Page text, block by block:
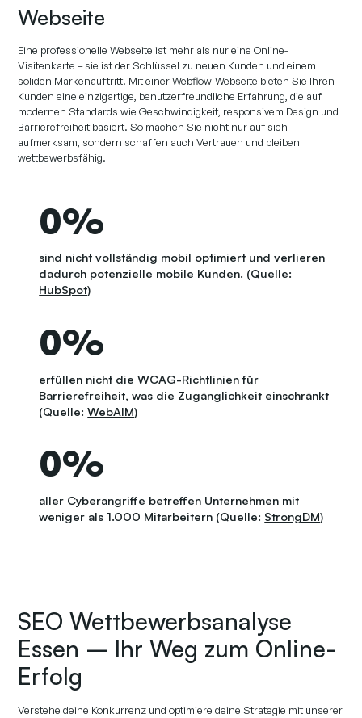
Webseite
Eine professionelle Webseite ist mehr als nur eine Online-
Visitenkarte – sie ist der Schlüssel zu neuen Kunden und einem
soliden Markenauftritt. Mit einer Webflow-Webseite bieten Sie Ihren
Kunden eine einzigartige, benutzerfreundliche Erfahrung, die auf
modernen Standards wie Geschwindigkeit, responsivem Design und
Barrierefreiheit basiert. So machen Sie nicht nur auf sich
aufmerksam, sondern schaffen auch Vertrauen und bleiben
wettbewerbsfähig.
0%
sind nicht vollständig mobil optimiert und verlieren
dadurch potenzielle mobile Kunden. (Quelle:
HubSpot)
0%
erfüllen nicht die WCAG-Richtlinien für
Barrierefreiheit, was die Zugänglichkeit einschränkt
(Quelle:WebAIM)
0%
aller Cyberangriffe betreffen Unternehmen mit
weniger als 1.000 Mitarbeitern (Quelle: StrongDM)
SEO Wettbewerbsanalyse
Essen – Ihr Weg zum Online-
Erfolg
Verstehe deine Konkurrenz und optimiere deine Strategie mit unserer